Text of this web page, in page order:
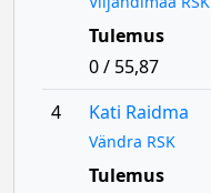
Tulemus
0 / 55,87
4
Kati Raidma
Vändra RSK
Tulemus